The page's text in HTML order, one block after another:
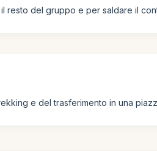
resto del gruppo e per saldare il
e del trasferimento in una